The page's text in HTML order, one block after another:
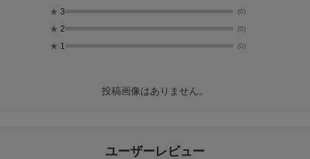
★ 3 (0)
★ 2 (0)
★ 1 (0)
投稿画像はありません。
ユーザーレビュー